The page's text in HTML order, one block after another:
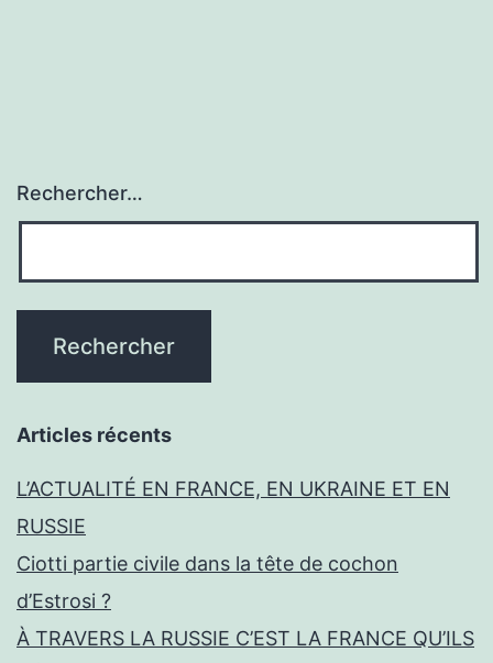
Rechercher…
Articles récents
L’ACTUALITÉ EN FRANCE, EN UKRAINE ET EN
RUSSIE
Ciotti partie civile dans la tête de cochon
d’Estrosi ?
À TRAVERS LA RUSSIE C’EST LA FRANCE QU’ILS